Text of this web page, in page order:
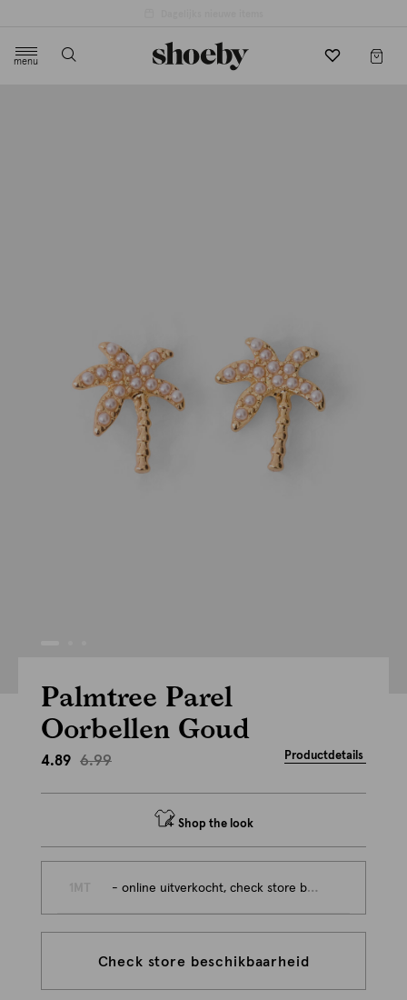
menu
Palmtree Parel
Oorbellen Goud
4.89 6.99 Productdetails
Shop the look
- online uitverkocht, check store beschikbaarheid
Check store beschikbaarheid